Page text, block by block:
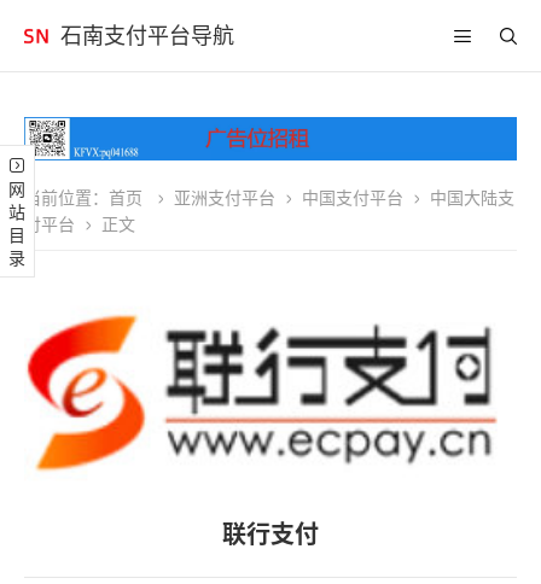
石南支付平台导航
网站目录 当前位置： 首页 亚洲支付平台 中国支付平台
中国大陆支
付平台
正文
联行支付